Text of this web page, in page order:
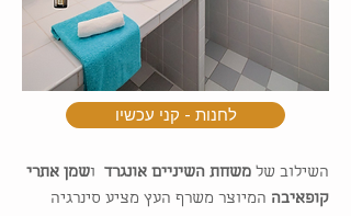
לחנות - קני עכשיו
השילוב של משחת השיניים אונגרד ושמן אתרי
קופאיבה המיוצר משרף העץ מציע סינרגיה